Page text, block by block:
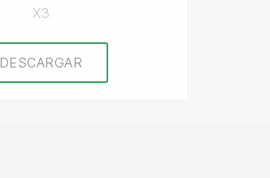
X3
DESCARGAR